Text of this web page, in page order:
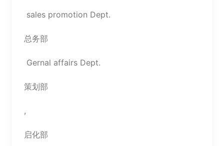
sales promotion Dept.
总务部
Gernal affairs Dept.
策划部
,
启化部